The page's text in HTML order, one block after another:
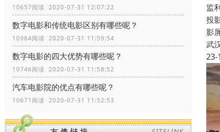
10657阅读 2020-07-31 12:07:22
数字电影和传统电影区别有哪些呢？
10964阅读 2020-07-31 11:59:54
数字电影的四大优势有哪些呢？
10746阅读 2020-07-31 11:58:52
汽车电影院的优点有哪些呢？
10671阅读 2020-07-31 11:52:53
监
投
影
武
23-